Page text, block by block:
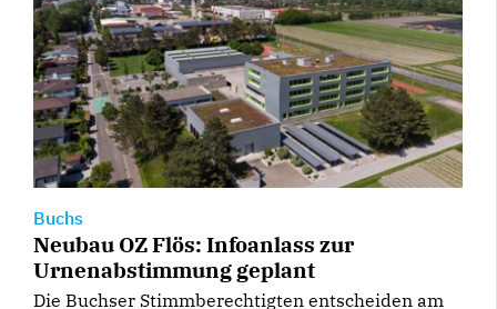
Buchs
Neubau OZ Flös: Infoanlass zur
Urnenabstimmung geplant
Die Buchser Stimmberechtigten entscheiden am